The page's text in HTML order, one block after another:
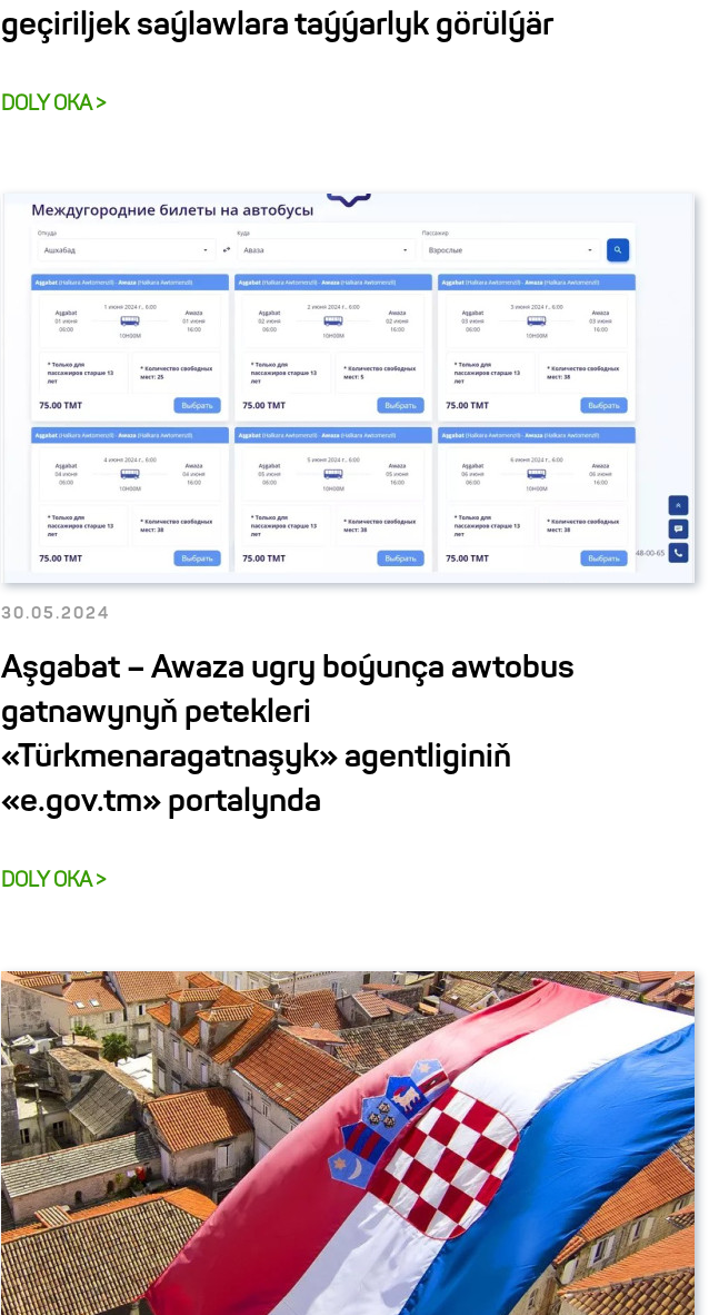
geçiriljek saýlawlara taýýarlyk görülýär
DOLY OKA >
30.05.2024
Aşgabat – Awaza ugry boýunça awtobus
gatnawynyň petekleri
«Türkmenaragatnaşyk» agentliginiň
«e.gov.tm» portalynda
DOLY OKA >